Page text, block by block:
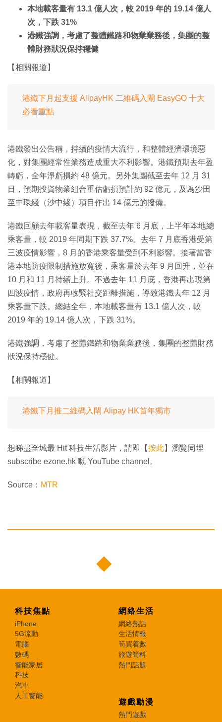
本地載客量有 13.1 億人次，較 2019 年的 19.14 億人
次，下跌 31%
港鐵強調，考慮了整體鐵路和物業業務後，集團的整
體財務狀況保持穩健
【相關報道】
港鐵下月起支援 AlipayHK 二維碼入閘 EasyGO 十大
必看重點
港鐵發出公告稱，持續的疫情大流行，和整體經濟環境惡
化，對集團經常性業務造成重大不利影響。港鐵預期去年盈
轉虧，全年淨虧損約 48 億元。另外集團截至去年 12 月 31
日，預期投資物業組合重估虧損預計約 92 億元，及為沙田
至中環綫（沙中綫）項目作出 14 億元的撥備。
港鐵回顧去年載客量表現，截至去年 6 月底，上半年本地總
乘客量，較 2019 年同期下跌 37.7%。去年 7 月底香港受第
三波疫情影響，8 月的香港乘客量受到不利影響。接著當香
港本地防疫限制措施放寬後，乘客量於去年 9 月回升，並在
10 月和 11 月持續上升。不過去年 11 月底，香港再出現第
四波疫情，政府再收緊社交距離措施，導致港鐵去年 12 月
乘客量下跌。總結全年，本地載客量有 13.1 億人次，較
2019 年的 19.14 億人次，下跌 31%。
港鐵強調，考慮了整體鐵路和物業業務後，集團的整體財務
狀況保持穩健。
【相關報道】
港鐵下月推二維碼入閘 Alipay HK首年獨市
想睇盡全城最 Hit 科技生活影片，請即【按此】瀏覽同埋
subscribe ezone.hk 嘅 YouTube channel。
Source： MTR
科技焦點
iPhone
5G流動
電腦
數碼
智能家居
科技
汽車
人工智能
網絡生活
網絡熱話
生活情報
筍買着數
旅遊筍料
熱門話題
遊戲動漫
熱門遊戲